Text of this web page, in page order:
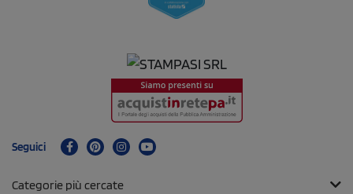
Seguici
Categorie più cercate